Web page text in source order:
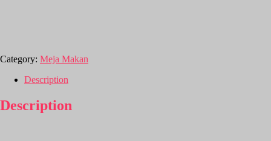
Category: Meja Makan
Description
Description